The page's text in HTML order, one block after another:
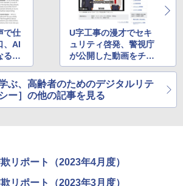
で仕
、AI
る
U字工事の漫才でセキ
ュリティ啓発、警視庁
が公開した動画をチェ
ックしてみよう
ぶ、高齢者のためのデジタルリテ
ー］の他の記事を見る
リポート（2023年4月度）
リポート（2023年3月度）